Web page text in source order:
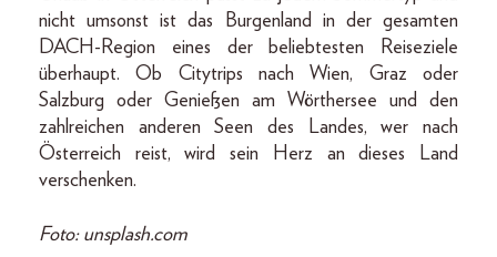
nicht umsonst ist das Burgenland in der gesamten
DACH-Region eines der beliebtesten Reiseziele
überhaupt. Ob Citytrips nach Wien, Graz oder
Salzburg oder Genießen am Wörthersee und den
zahlreichen anderen Seen des Landes, wer nach
Österreich reist, wird sein Herz an dieses Land
verschenken.
Foto: unsplash.com